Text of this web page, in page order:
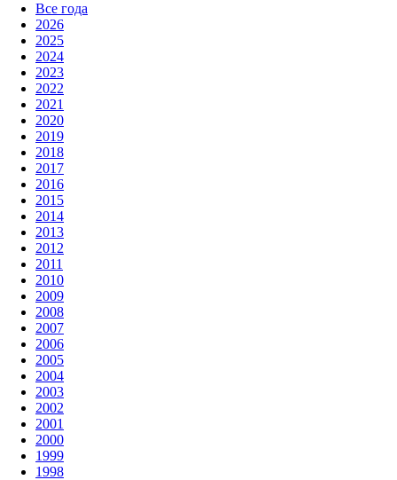
Все года
2026
2025
2024
2023
2022
2021
2020
2019
2018
2017
2016
2015
2014
2013
2012
2011
2010
2009
2008
2007
2006
2005
2004
2003
2002
2001
2000
1999
1998